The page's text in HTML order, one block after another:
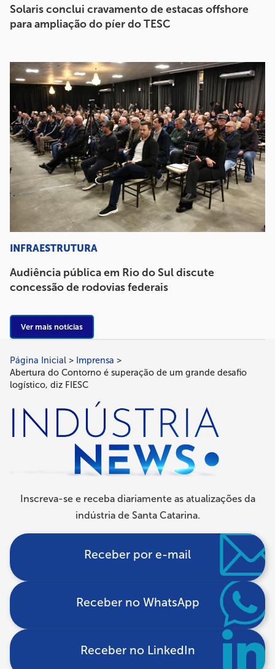
Solaris conclui cravamento de estacas offshore
para ampliação do píer do TESC
INFRAESTRUTURA
Audiência pública em Rio do Sul discute
concessão de rodovias federais
Ver mais notícias
Trilha
de
navegação
Página Inicial
Imprensa
Abertura do Contorno é superação de um grande desafio
logístico, diz FIESC
Inscreva-se e receba diariamente as atualizações da
indústria de Santa Catarina.
Receber por e-mail
Receber no WhatsApp
Receber no LinkedIn